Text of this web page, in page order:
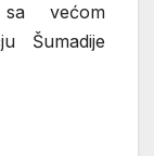
većom
Šumadije